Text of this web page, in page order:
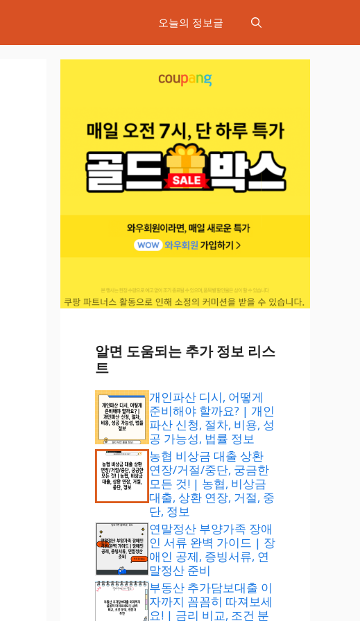
오늘의 정보글
알면 도움되는 추가 정보 리스
트
개인파산 디시, 어떻게
준비해야 할까요? | 개인
파산 신청, 절차, 비용, 성
공 가능성, 법률 정보
농협 비상금 대출 상환
연장/거절/중단, 궁금한
모든 것! | 농협, 비상금
대출, 상환 연장, 거절, 중
단, 정보
연말정산 부양가족 장애
인 서류 완벽 가이드 | 장
애인 공제, 증빙서류, 연
말정산 준비
부동산 추가담보대출 이
자까지 꼼꼼히 따져보세
요! | 금리 비교, 조건 분